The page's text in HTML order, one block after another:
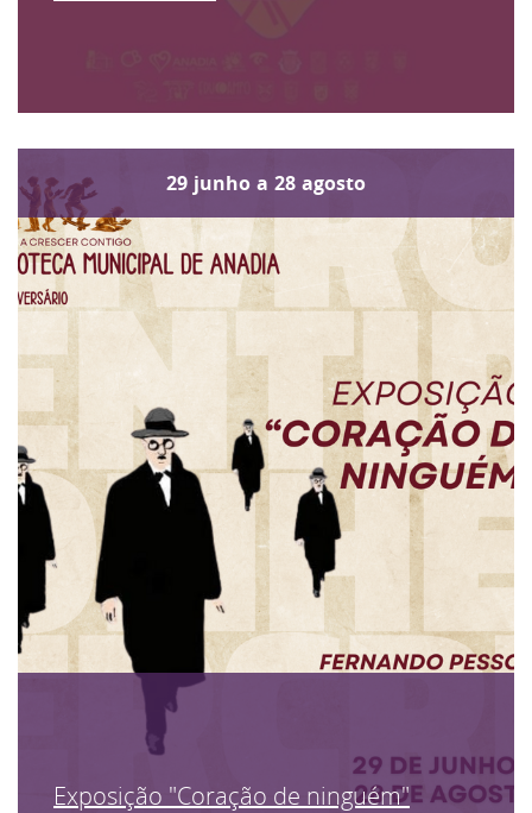
29 junho a 28 agosto
Exposição "Coração de ninguém"